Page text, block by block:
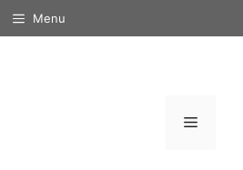
Menu
Menú